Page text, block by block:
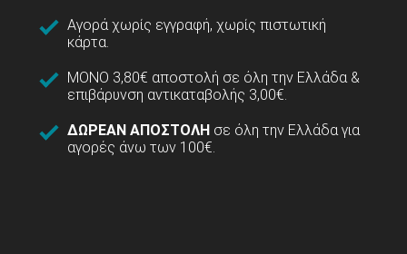
Αγορά χωρίς εγγραφή, χωρίς πιστωτική
κάρτα.
ΜΟΝΟ 3,80€ αποστολή σε όλη την Ελλάδα &
επιβάρυνση αντικαταβολής 3,00€.
ΔΩΡΕΑΝ ΑΠΟΣΤΟΛΗ σε όλη την Ελλάδα για
αγορές άνω των 100€.